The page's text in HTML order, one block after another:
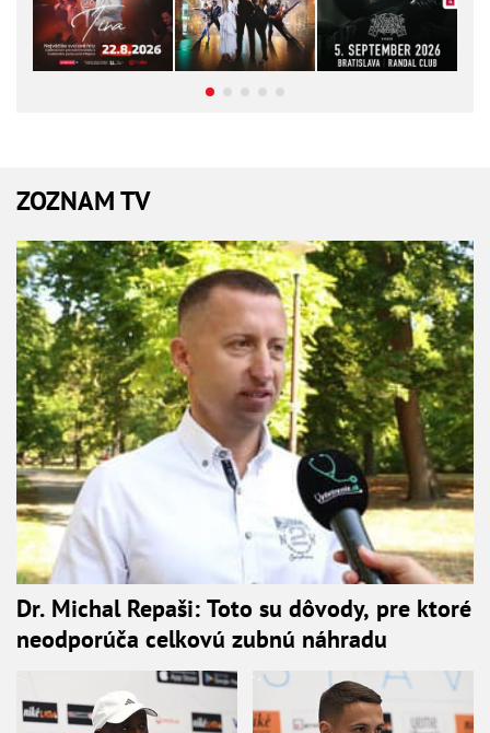
ZOZNAM TV
Dr. Michal Repaši: Toto su dôvody, pre ktoré
neodporúča celkovú zubnú náhradu